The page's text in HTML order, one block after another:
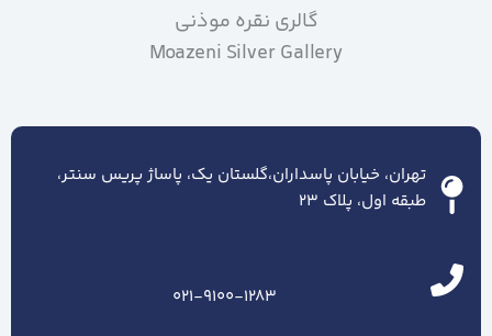
گالری نقره موذنی
Moazeni Silver Gallery
تهران، خیابان پاسداران،گلستان یک، پاساژ پریس سنتر،
طبقه اول، پلاک ۲۳
021-9100-1283